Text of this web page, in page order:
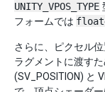
UNITY_VPOS_TYPE
フォームでは
さらに、ピクセル
ラグメントに渡す
(SV_POSITION) と